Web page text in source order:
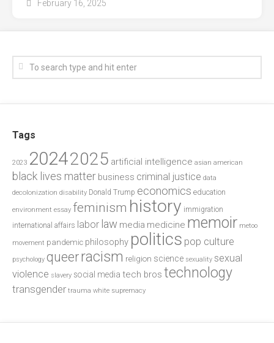
February 16, 2025
Tags
2023 20242025 artificial intelligence asian american
black lives matter business criminal justice data
decolonization disability Donald Trump economics education
environment essay feminism history immigration
international affairs labor law media medicine memoir metoo
movement pandemic philosophy politics pop culture
psychology queerracism religion science sexuality sexual
violence slavery social media tech bros technology
transgender trauma white supremacy